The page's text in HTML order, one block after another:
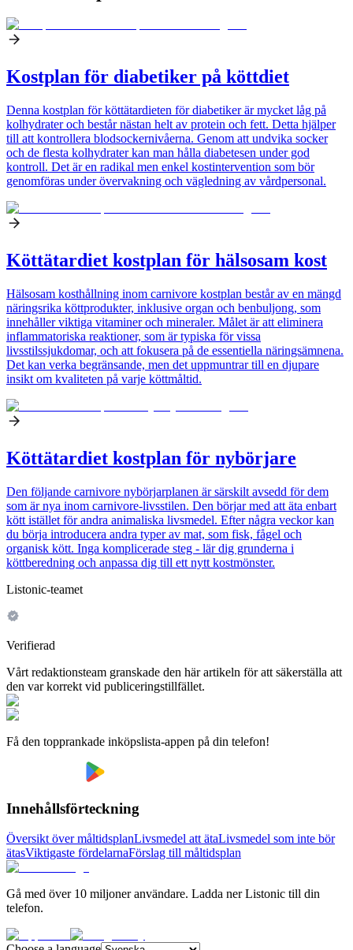
Kostplan för diabetiker på köttdiet
Denna kostplan för köttätardieten för diabetiker är mycket låg på
kolhydrater och består nästan helt av protein och fett. Detta hjälper
till att kontrollera blodsockernivåerna. Genom att undvika socker
och de flesta kolhydrater kan man hålla diabetesen under god
kontroll. Det är en radikal men enkel kostintervention som bör
genomföras under övervakning och vägledning av vårdpersonal.
Köttätardiet kostplan för hälsosam kost
Hälsosam kosthållning inom carnivore kostplan består av en mängd
näringsrika köttprodukter, inklusive organ och benbuljong, som
innehåller viktiga vitaminer och mineraler. Målet är att eliminera
inflammatoriska reaktioner, som är typiska för vissa
livsstilssjukdomar, och att fokusera på de essentiella näringsämnena.
Det kan verka begränsande, men det uppmuntrar till en djupare
insikt om kvaliteten på varje köttmåltid.
Köttätardiet kostplan för nybörjare
Den följande carnivore nybörjarplanen är särskilt avsedd för dem
som är nya inom carnivore-livsstilen. Den börjar med att äta enbart
kött istället för andra animaliska livsmedel. Efter några veckor kan
du börja introducera andra typer av mat, som fisk, fågel och
organisk kött. Inga komplicerade steg - lär dig grunderna i
köttberedning och anpassa dig till ett nytt kostmönster.
Listonic-teamet
Verifierad
Vårt redaktionsteam granskade den här artikeln för att säkerställa att
den var korrekt vid publiceringstillfället.
Få den topprankade inköpslista-appen på din telefon!
Innehållsförteckning
Översikt över måltidsplanLivsmedel att ätaLivsmedel som inte bör
ätasViktigaste fördelarnaFörslag till måltidsplan
Gå med över 10 miljoner användare. Ladda ner Listonic till din
telefon.